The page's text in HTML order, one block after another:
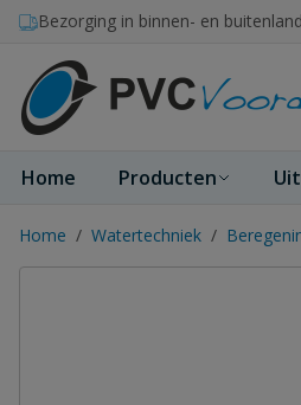
Ga naar de inhoud
Bezorging in binnen- en buitenland
Home Producten
Home / Watertechniek /